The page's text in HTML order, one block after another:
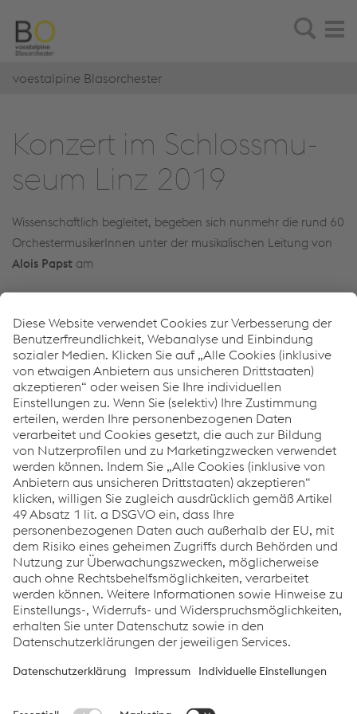
voestalpine Blasorchester
Kon­zert im Schloss­mu­
se­um Linz 2019
Wissenschaftlich begleitet, begeben sich nunmehr die rund 60
OrchestermusikerInnen unter der musikalischen Leitung von
Alois Papst am
Donnerstag, 09. Mai 2019 um 19:30 Uhr
imFestsaaldes Linzer Schlossmuseums auf eine
zeitgeschichtliche Spurensuche.
Im Besonderen stehen das Oberösterreichische
Blasmusikwesen der Zwischenkriegs-, Kriegs- und
Nachkriegszeit sowie die Zwangsarbeit in den Linzer
"Hermann Göring Werken" im Mittelpunkt.
Der musikalische Bogen spannt sich an diesem Abend von
"Der Evangelimann" (Wilhelm Kienzl) über "Im Weissen Rössl"
(Ralph Benatzky) und "Israeli Folk Songs" (Eva Fodor) bis hin
zu "Der Eiserne Ring" (Thomas Doss).
Die Moderation sowie die Einbringung von Fachbeiträgen
liegen in den Händen von Dr. Peter März, OÖBV-
Vizepräsident Ing. Alfred Lugstein, Mag.a Christina
EllmauerundMag. Walter Baldinger(Idee und
Gesamtleitung).